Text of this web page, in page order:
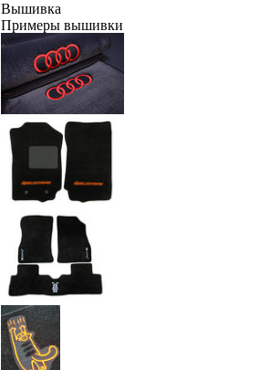
Вышивка
Примеры вышивки